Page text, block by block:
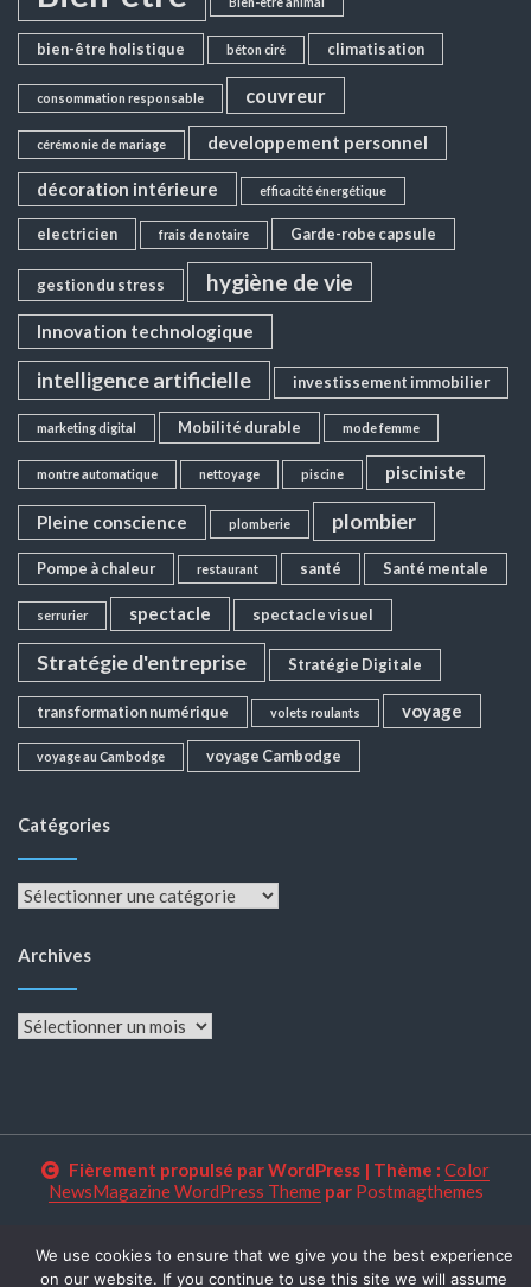
bien-être holistique béton ciré climatisation
consommation responsable couvreur
cérémonie de mariage developpement personnel
décoration intérieure efficacité énergétique
electricien frais de notaire Garde-robe capsule
gestion du stress hygiène de vie
Innovation technologique
intelligence artificielle investissement immobilier
marketing digital Mobilité durable mode femme
montre automatique nettoyage piscine pisciniste
Pleine conscience plomberie plombier
Pompe à chaleur restaurant santé Santé mentale
serrurier spectacle spectacle visuel
Stratégie d'entreprise Stratégie Digitale
transformation numérique volets roulants voyage
voyage au Cambodge voyage Cambodge
Catégories
Catégories
Archives
Archives
Fièrement propulsé par WordPress | Thème : Color
NewsMagazine WordPress Themepar Postmagthemes
We use cookies to ensure that we give you the best experience
on our website. If you continue to use this site we will assume